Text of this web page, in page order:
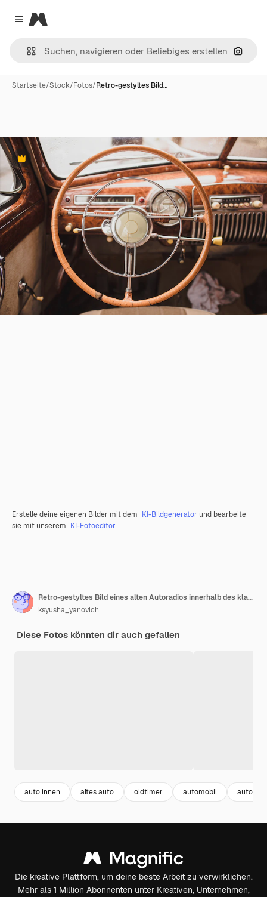
Close menu
Magnific
Nach
Startseite/Stock/Fotos/Retro-gestyltes Bild…
Premium
Erstelle deine eigenen Bilder mit dem KI-Bildgenerator und bearbeite
sie mit unserem KI-Fotoeditor.
Retro-gestyltes Bild eines alten Autoradios innerhalb des klassischen Autos
ksyusha_yanovich
Diese Fotos könnten dir auch gefallen
auto innen altes auto oldtimer automobil auto
Die kreative Plattform, um deine beste Arbeit zu verwirklichen.
Mehr als 1 Million Abonnenten unter Kreativen, Unternehmen,